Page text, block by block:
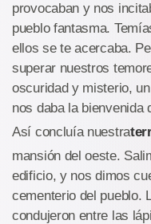
provocaban y nos
pueblo fantasma.
ellos se te acercaba.
superar nuestros
oscuridad y misterio,
nos daba la bienvenida
Así concluía nuestra
mansión del oeste.
edificio, y nos dimos
cementerio del pueblo.
condujeron entre las